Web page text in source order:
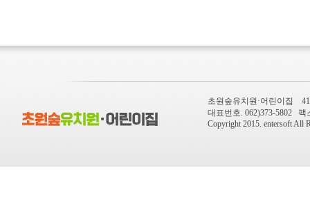
초원숲유치원·어린이집
대표번호. 062)373-5802 팩
Copyright 2015. entersoftAll